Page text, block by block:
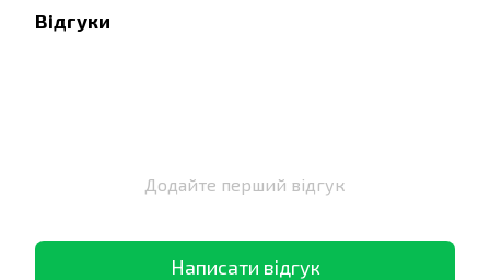
Відгуки
Додайте перший відгук
Написати відгук